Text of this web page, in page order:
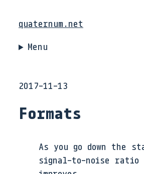
quaternum.net
Menu
2017-11-13
Formats
As you go down the
signal-to-noise ratio